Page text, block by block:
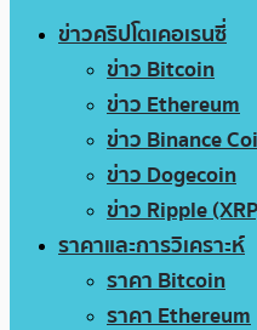
ข่าวคริปโตเคอเรนซี่
ข่าว Bitcoin
ข่าว Ethereum
ข่าว Binance
ข่าว Dogecoin
ข่าว Ripple
ราคาและการวิเคราะห์
ราคา Bitcoin
ราคา Ethereum